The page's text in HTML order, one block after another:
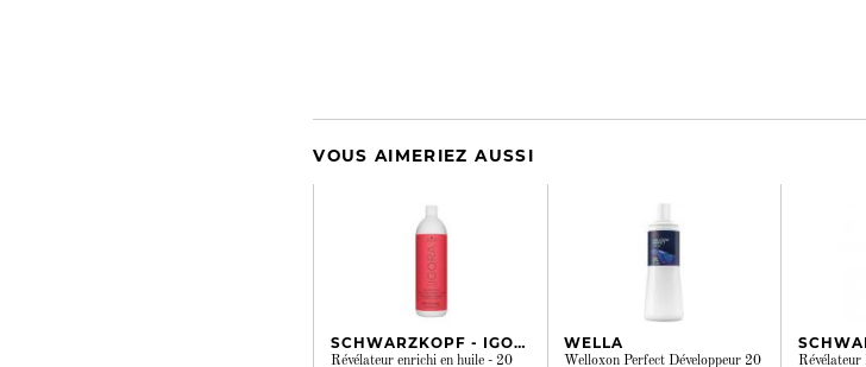
VOUS AIMERIEZ AUSSI
SCHWARZKOPF - IGORA
Révélateur enrichi en huile - 20
WELLA
Welloxon Perfect Développeur 20